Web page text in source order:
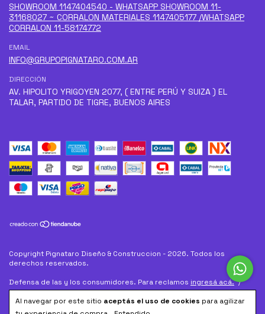
Al navegar por este sitio aceptás el uso de cookies para agilizar
SHOWROOM 1147404540 - WHATSAPP SHOWROOM 11-
31168027 ~ CORRALON MATERIALES 1147405177 /WHATSAPP
CORRALON 11-58174772
EMAIL
INFO@GRUPOPIGNATARO.COM.AR
DIRECCIÓN
AV. HIPOLITO YRIGOYEN 2077, ( ENTRE PERÚ Y SUIZA ) EL
TALAR, PARTIDO DE TIGRE, BUENOS AIRES
Copyright Pignataro Diseño & Construccion - 2026. Todos los
derechos reservados.
Defensa de las y los consumidores. Para reclamos ingresá acá. /